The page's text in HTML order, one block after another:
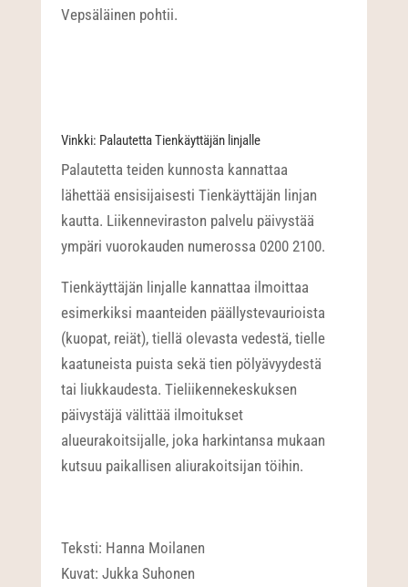
Vepsäläinen pohtii.
Vinkki: Palautetta Tienkäyttäjän linjalle
Palautetta teiden kunnosta kannattaa
lähettää ensisijaisesti Tienkäyttäjän linjan
kautta. Liikenneviraston palvelu päivystää
ympäri vuorokauden numerossa 0200 2100.
Tienkäyttäjän linjalle kannattaa ilmoittaa
esimerkiksi maanteiden päällystevaurioista
(kuopat, reiät), tiellä olevasta vedestä, tielle
kaatuneista puista sekä tien pölyävyydestä
tai liukkaudesta. Tieliikennekeskuksen
päivystäjä välittää ilmoitukset
alueurakoitsijalle, joka harkintansa mukaan
kutsuu paikallisen aliurakoitsijan töihin.
Teksti: Hanna Moilanen
Kuvat: Jukka Suhonen